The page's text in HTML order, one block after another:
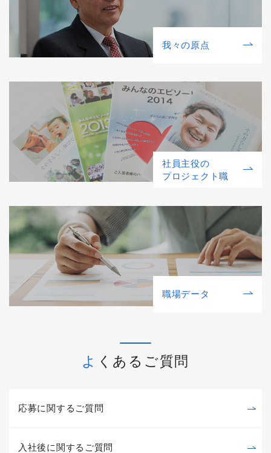
我々の原点
社員主役の
プロジェクト職
職場データ
よくあるご質問
応募に関するご質問
入社後に関するご質問